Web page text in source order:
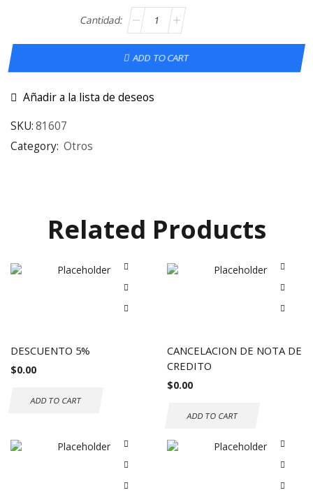
ADD TO CART
Añadir a la lista de deseos
SKU:81607
Category: Otros
Related Products
DESCUENTO 5%
$0.00
ADD TO CART
CANCELACION DE NOTA DE
CREDITO
$0.00
ADD TO CART